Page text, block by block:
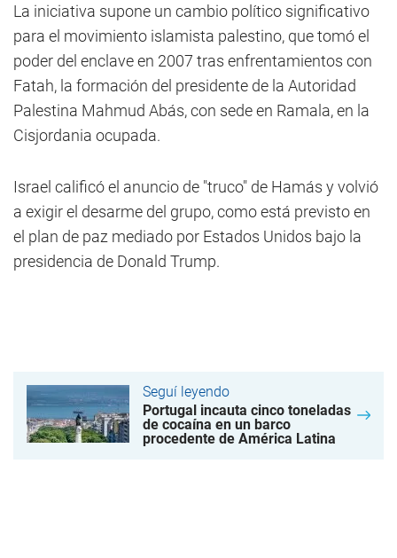
La iniciativa supone un cambio político significativo
para el movimiento islamista palestino, que tomó el
poder del enclave en 2007 tras enfrentamientos con
Fatah, la formación del presidente de la Autoridad
Palestina Mahmud Abás, con sede en Ramala, en la
Cisjordania ocupada.
Israel calificó el anuncio de "truco" de Hamás y volvió
a exigir el desarme del grupo, como está previsto en
el plan de paz mediado por Estados Unidos bajo la
presidencia de Donald Trump.
Seguí leyendo
Portugal incauta cinco toneladas
de cocaína en un barco
procedente de América Latina